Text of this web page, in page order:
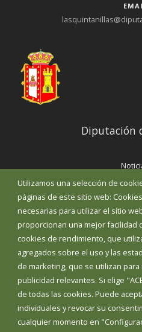
Utilizamos una selección de
páginas de este sitio web:
necesarias para utilizar el sitio
proporcionan una mejor facilidad
cookies de rendimiento, que
agregados sobre el uso y las
de marketing, que se utilizan
publicidad relevantes. Si elige
de todas las cookies. Puede
individuales y revocar su
cualquier momento en
Diputación
Corporación
Teléfonos
INICIAR
MAPA